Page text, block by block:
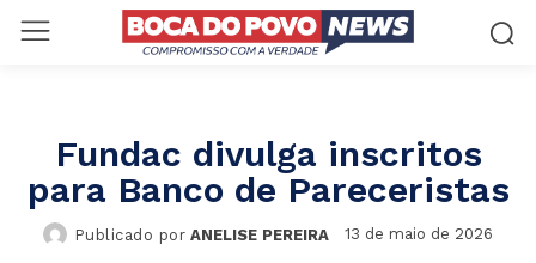
Fundac divulga inscritos
para Banco de Pareceristas
Publicado por ANELISE PEREIRA 13 de maio de 2026